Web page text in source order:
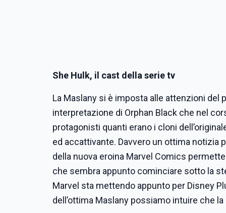
She Hulk, il cast della serie tv
La Maslany si è imposta alle attenzioni del
interpretazione di Orphan Black che nel
protagonisti quanti erano i cloni
ed accattivante. Davvero un ottima notizia
della nuova eroina Marvel Comics
che sembra appunto cominciare sotto la
Marvel sta mettendo appunto per Disney
dell’ottima Maslany possiamo intuire che